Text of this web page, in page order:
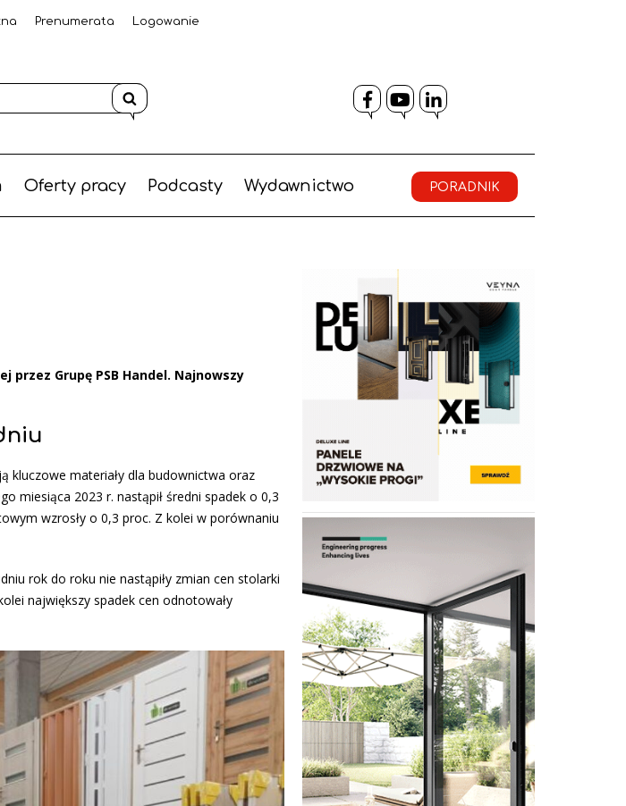
Prenumerata Logowanie
Facebook
YouTube
LinkedIn
Oferty pracy Podcasty Wydawnictwo PORADNIK
Grupę PSB Handel. Najnowszy
kluczowe materiały dla budownictwa oraz
miesiąca 2023 r. nastąpił średni spadek o 0,3
wzrosły o 0,3 proc. Z kolei w porównaniu
rok do roku nie nastąpiły zmian cen stolarki
największy spadek cen odnotowały